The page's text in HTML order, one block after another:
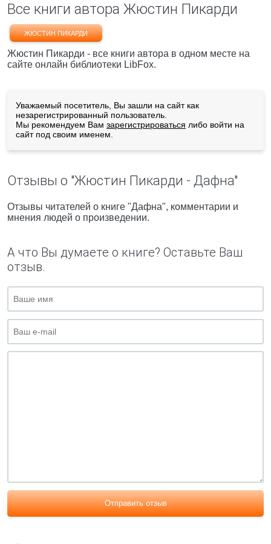
Все книги автора Жюстин Пикарди
ЖЮСТИН ПИКАРДИ
Жюстин Пикарди - все книги автора в одном месте на
сайте онлайн библиотеки LibFox.
Уважаемый посетитель, Вы зашли на сайт как
незарегистрированный пользователь.
Мы рекомендуем Вам зарегистрироваться либо войти на
сайт под своим именем.
Отзывы о "Жюстин Пикарди - Дафна"
Отзывы читателей о книге "Дафна", комментарии и
мнения людей о произведении.
А что Вы думаете о книге? Оставьте Ваш
отзыв.
Отправить отзыв